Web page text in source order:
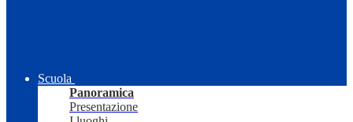
Scuola
Panoramica
Presentazione